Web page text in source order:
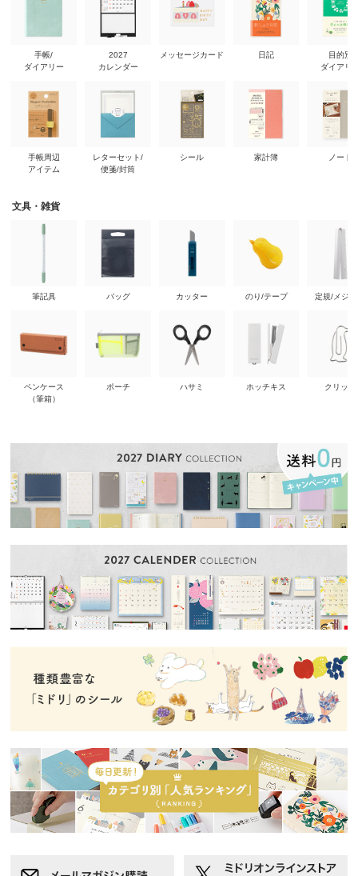
手帳/
ダイアリー
手帳周辺
アイテム
2027
カレンダー
レターセット/
便箋/封筒
メッセージカード
シール
日記
家計簿
目的別
ダイアリ
ノート
文具・雑貨
筆記具
ペンケース
（筆箱）
バッグ
ポーチ
カッター
ハサミ
のり/テープ
ホッチキス
定規/メジ
クリップ